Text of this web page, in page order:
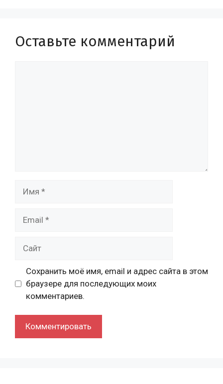
Оставьте комментарий
Сохранить моё имя, email и адрес сайта в этом
браузере для последующих моих
комментариев.